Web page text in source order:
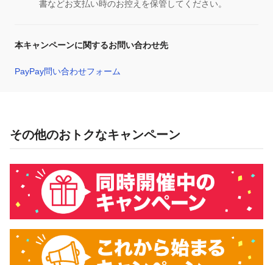
書などお支払い時のお控えを保管してください。
本キャンペーンに関するお問い合わせ先
PayPay問い合わせフォーム
その他のおトクなキャンペーン